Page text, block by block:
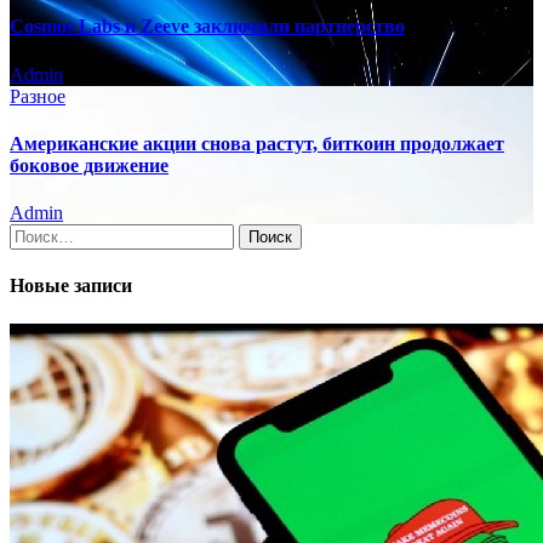
Cosmos Labs и Zeeve заключили партнерство
Admin
Разное
Американские акции снова растут, биткоин продолжает
боковое движение
Admin
Найти:
Новые записи